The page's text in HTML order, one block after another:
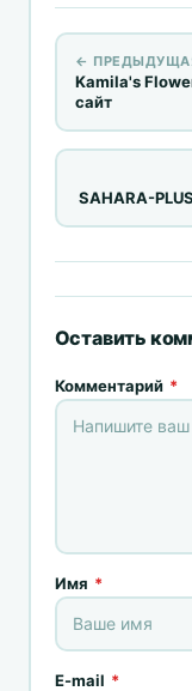
←
Kamila's
сайт
SAHARA-
Оставить
Комментарий *
Имя *
E-mail *